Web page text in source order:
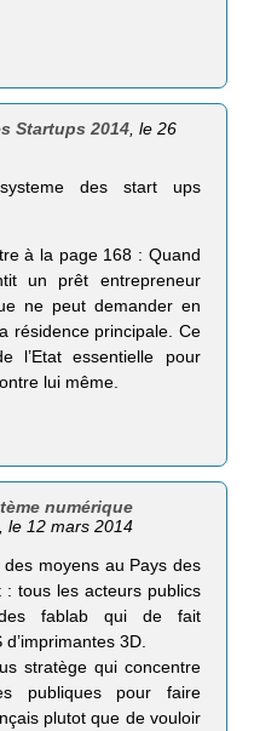
Startups 2014, le 26
des start ups
à la page 168 : Quand
un prêt entrepreneur
ne peut demander en
résidence principale. Ce
l’Etat essentielle pour
lui même.
numérique
, le 12 mars 2014
moyens au Pays des
tous les acteurs publics
fablab qui de fait
3D.
stratège qui concentre
publiques pour faire
plutot que de vouloir